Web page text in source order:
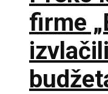
firme